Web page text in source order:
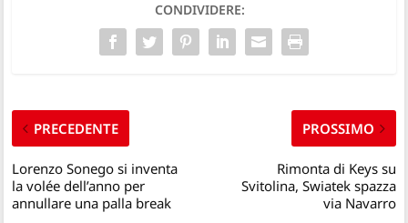
CONDIVIDERE:
PRECEDENTE
Lorenzo Sonego si inventa
la volée dell’anno per
annullare una palla break
PROSSIMO
Rimonta di Keys su
Svitolina, Swiatek spazza
via Navarro